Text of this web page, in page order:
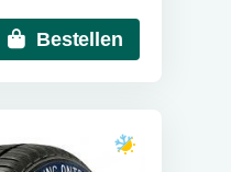
Bestellen